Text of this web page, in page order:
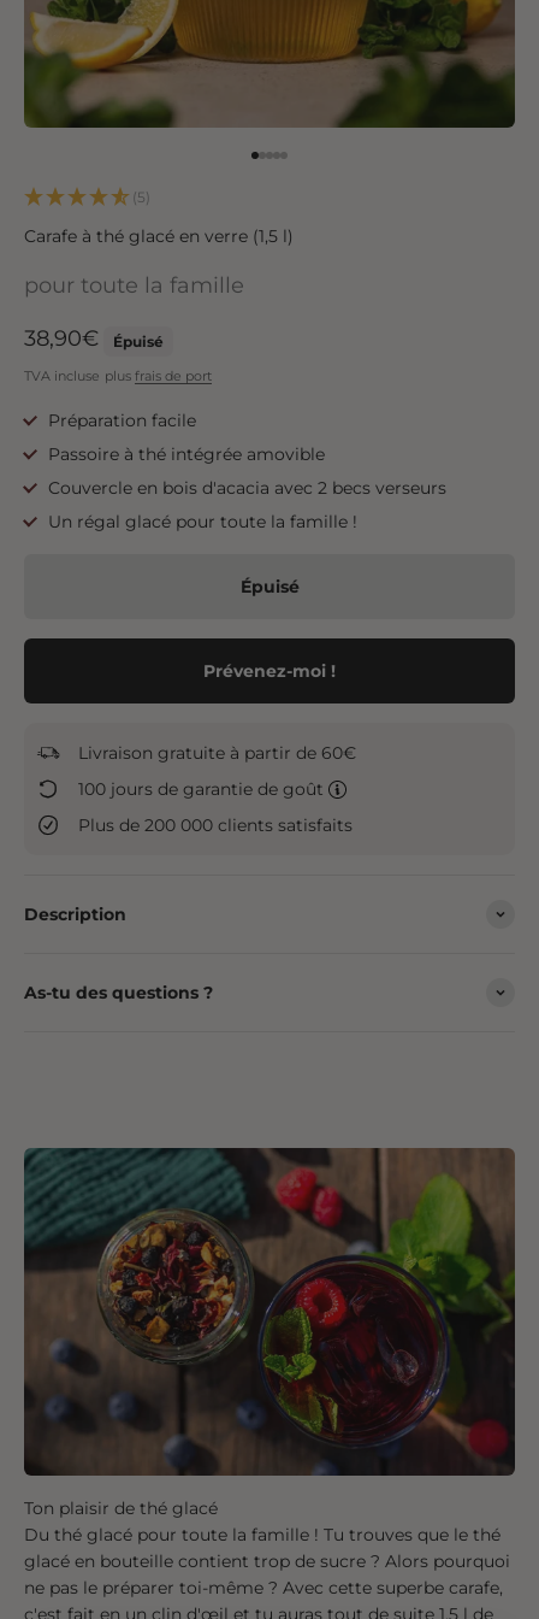
(5)
Carafe à thé glacé en verre (1,5 l)
pour toute la famille
Angebot
38,90€ Épuisé
TVA incluse plus frais de port
Préparation facile
Passoire à thé intégrée amovible
Couvercle en bois d'acacia avec 2 becs verseurs
Un régal glacé pour toute la famille !
Épuisé
Prévenez-moi !
Livraison gratuite à partir de 60€
100 jours de garantie de goût
Plus de 200 000 clients satisfaits
Description
As-tu des questions ?
Ton plaisir de thé glacé
Du thé glacé pour toute la famille ! Tu trouves que le thé
glacé en bouteille contient trop de sucre ? Alors pourquoi
ne pas le préparer toi-même ? Avec cette superbe carafe,
c'est fait en un clin d'œil et tu auras tout de suite 1,5 l de